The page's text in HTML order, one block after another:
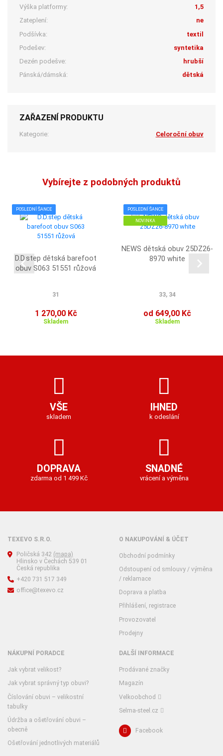
Výška platformy:
1,5
Zateplení:
ne
Podšívka:
textil
Podešev:
syntetika
Dezén podešve:
hrubší
Pánská/dámská:
dětská
ZAŘAZENÍ PRODUKTU
Kategorie: Celoroční obuv
Vybírejte z podobných produktů
POSLEDNÍ ŠANCE
D.D.step dětská barefoot
obuv S063 51551 růžová
31
1 270,00 Kč
Skladem
POSLEDNÍ ŠANCE
NOVINKA
NEWS dětská obuv 25DZ26-
8970 white
33, 34
od 649,00 Kč
Skladem
VŠE
skladem
IHNED
k odeslání
DOPRAVA
zdarma od 1 499 Kč
SNADNÉ
vrácení a výměna
TEXEVO S.R.O.
Poličská 342 (mapa)
Hlinsko v Čechách 539 01
Česká republika
+420 731 517 349
office@texevo.cz
O NAKUPOVÁNÍ & ÚČET
Obchodní podmínky
Odstoupení od smlouvy / výměna
/ reklamace
Doprava a platba
Přihlášení, registrace
Provozovatel
Prodejny
NÁKUPNÍ PORADCE
Jak vybrat velikost?
Jak vybrat správný typ obuvi?
Číslování obuvi – velikostní
tabulky
Údržba a ošetřování obuvi –
obecně
Ošetřování jednotlivých materiálů
DALŠÍ INFORMACE
Prodávané značky
Magazín
Velkoobchod
Selma-steel.cz
Facebook